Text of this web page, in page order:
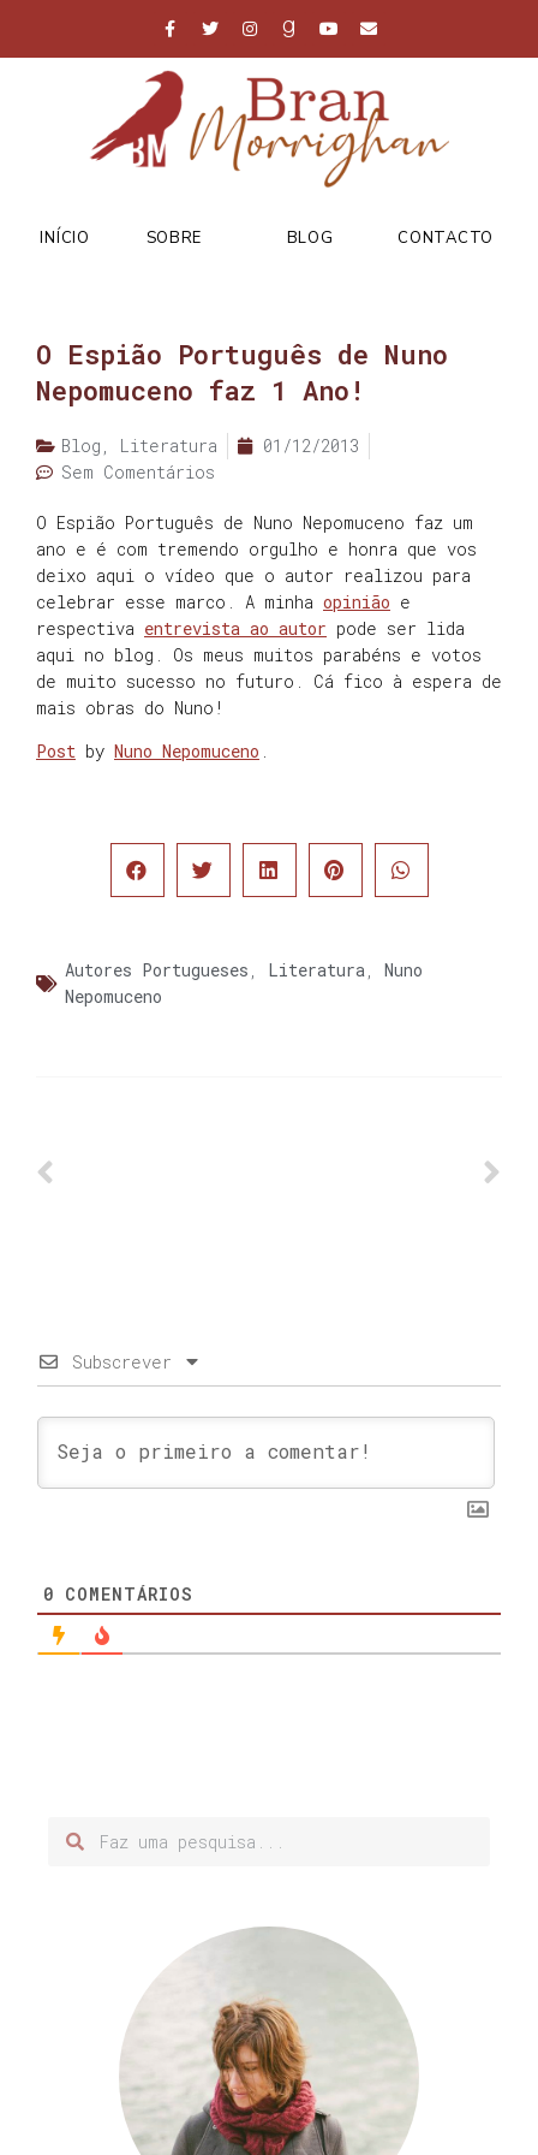
INÍCIO SOBRE BLOG CONTACTO
O Espião Português de Nuno
Nepomuceno faz 1 Ano!
Blog , Literatura
01/12/2013
Sem Comentários
O Espião Português de Nuno Nepomuceno faz um
ano e é com tremendo orgulho e honra que vos
deixo aqui o vídeo que o autor realizou para
celebrar esse marco. A minha opinião e
respectiva entrevista ao autor pode ser lida
aqui no blog. Os meus muitos parabéns e votos
de muito sucesso no futuro. Cá fico à espera de
mais obras do Nuno!
Post by Nuno Nepomuceno .
Autores Portugueses Literatura
Nuno
Nepomuceno
Subscrever
0 COMENTÁRIOS